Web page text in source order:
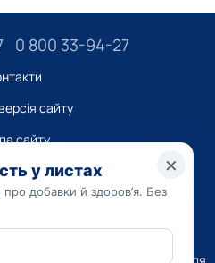
0 800 33-94-27
сайту
сайту
ЮА”,
45223262
14.09.2023
інформація носить виключно